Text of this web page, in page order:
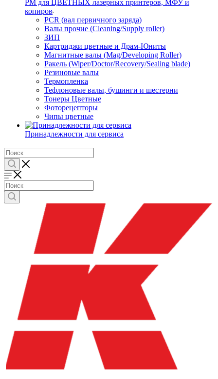
РМ для ЦВЕТНЫХ лазерных принтеров, МФУ и
копиров
PCR (вал первичного заряда)
Валы прочие (Cleaning/Supply roller)
ЗИП
Картриджи цветные и Драм-Юниты
Магнитные валы (Mag/Developing Roller)
Ракель (Wiper/Doctor/Recovery/Sealing blade)
Резиновые валы
Термопленка
Тефлоновые валы, бушинги и шестерни
Тонеры Цветные
Фоторецепторы
Чипы цветные
Принадлежности для сервиса